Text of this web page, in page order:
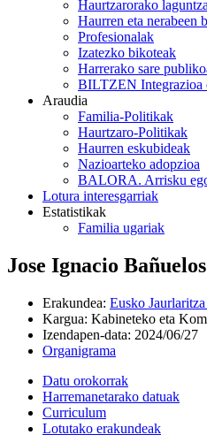
Haurtzarorako
Haurren eta nerabeen
Profesionalak
Izatezko bikoteak
Harrerako sare
BILTZEN Integrazioa
Araudia
Familia-Politikak
Haurtzaro-Politikak
Haurren eskubideak
Nazioarteko adopzioa
BALORA. Arrisku
Lotura interesgarriak
Estatistikak
Familia ugariak
Jose Ignacio
Erakundea: Eusko
Kargua: Kabineteko eta
Izendapen-data: 2024/06/27
Organigrama
Datu orokorrak
Harremanetarako datuak
Curriculum
Lotutako erakundeak